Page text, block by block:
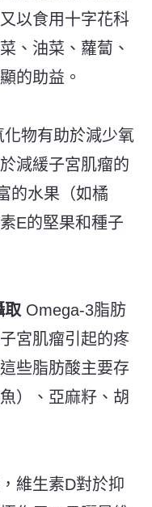
以食用十字花科
、油菜、蘿蔔、
的助益。
化物有助於減少氧
減緩子宮肌瘤的
的水果（如橘
E的堅果和種子
取 Omega-3脂肪
宮肌瘤引起的疼
些脂肪酸主要存
）、亞麻籽、胡
維生素D對於抑